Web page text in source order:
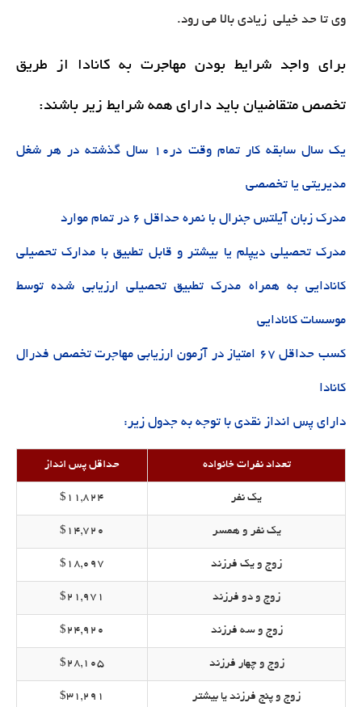
وی تا حد خیلی زیادی بالا می رود.
برای واجد شرایط بودن مهاجرت به کانادا از طریق
تخصص متقاضیان باید دارای همه شرایط زیر باشند:
یک سال سابقه کار تمام وقت در١٠ سال گذشته در هر شغل
مدیریتی یا تخصصی
مدرک زبان آیلتس جنرال با نمره حداقل ٦ در تمام موارد
مدرک تحصیلی دیپلم یا بیشتر و قابل تطبیق با مدارک تحصیلی
کانادایی به همراه مدرک تطبیق تحصیلی ارزیابی شده توسط
موسسات کانادایی
کسب حداقل ٦٧ امتیاز در آزمون ارزیابی مهاجرت تخصص فدرال
کانادا
دارای پس انداز نقدی با توجه به جدول زیر:
تعداد نفرات خانواده حداقل پس انداز
یک نفر $11,824
یک نفر و همسر $14,720
زوج و یک فرزند $18,097
زوج و دو فرزند $21,971
زوج و سه فرزند $24,920
زوج و چهار فرزند $28,105
زوج و پنج فرزند یا بیشتر $31,291